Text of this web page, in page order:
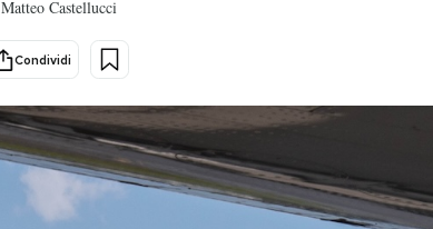
Matteo Castellucci
Condividi